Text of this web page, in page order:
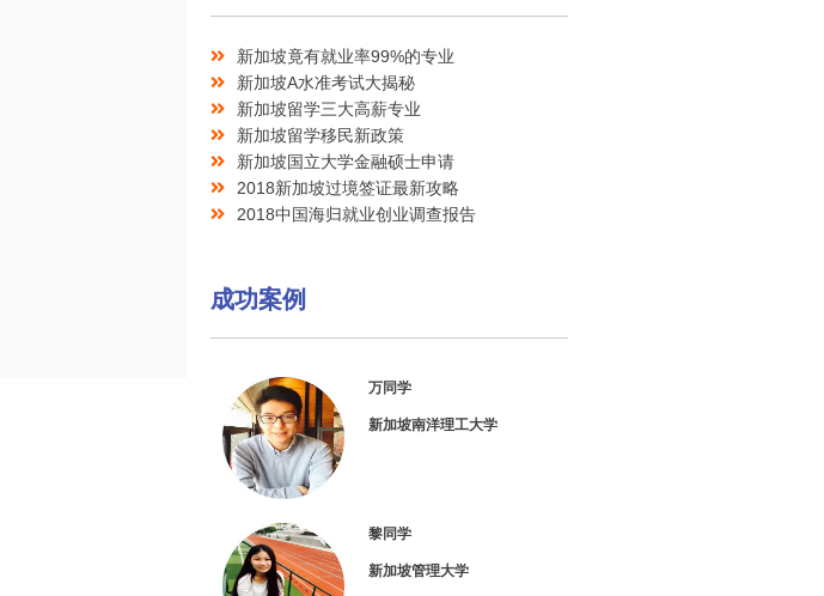
新加坡竟有就业率99%的专业
新加坡A水准考试大揭秘
新加坡留学三大高薪专业
新加坡留学移民新政策
新加坡国立大学金融硕士申请
2018新加坡过境签证最新攻略
2018中国海归就业创业调查报告
成功案例
万同学
新加坡南洋理工大学
黎同学
新加坡管理大学